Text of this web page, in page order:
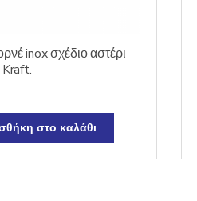
inox σχέδιο αστέρι
στο καλάθι